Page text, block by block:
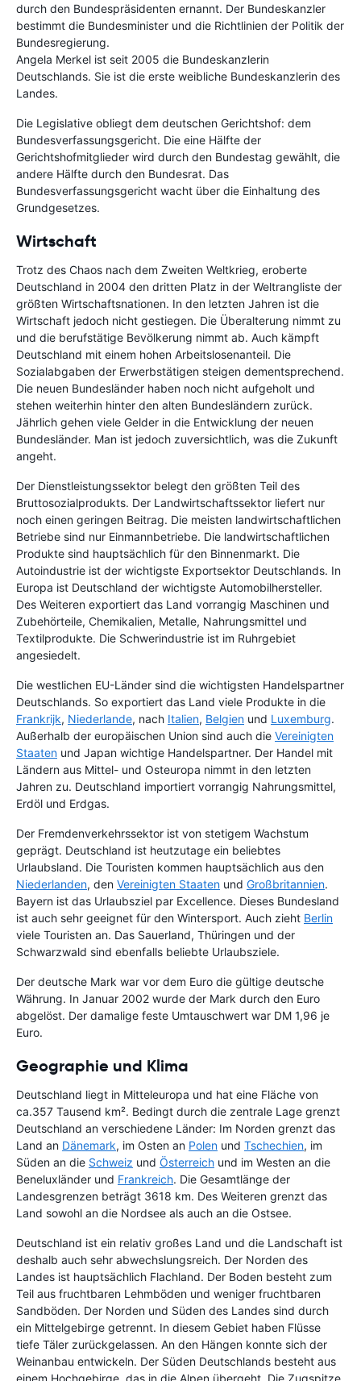
durch den Bundespräsidenten ernannt. Der Bundeskanzler
bestimmt die Bundesminister und die Richtlinien der Politik der
Bundesregierung.
Angela Merkel ist seit 2005 die Bundeskanzlerin
Deutschlands. Sie ist die erste weibliche Bundeskanzlerin des
Landes.
Die Legislative obliegt dem deutschen Gerichtshof: dem
Bundesverfassungsgericht. Die eine Hälfte der
Gerichtshofmitglieder wird durch den Bundestag gewählt, die
andere Hälfte durch den Bundesrat. Das
Bundesverfassungsgericht wacht über die Einhaltung des
Grundgesetzes.
Wirtschaft
Trotz des Chaos nach dem Zweiten Weltkrieg, eroberte
Deutschland in 2004 den dritten Platz in der Weltrangliste der
größten Wirtschaftsnationen. In den letzten Jahren ist die
Wirtschaft jedoch nicht gestiegen. Die Überalterung nimmt zu
und die berufstätige Bevölkerung nimmt ab. Auch kämpft
Deutschland mit einem hohen Arbeitslosenanteil. Die
Sozialabgaben der Erwerbstätigen steigen dementsprechend.
Die neuen Bundesländer haben noch nicht aufgeholt und
stehen weiterhin hinter den alten Bundesländern zurück.
Jährlich gehen viele Gelder in die Entwicklung der neuen
Bundesländer. Man ist jedoch zuversichtlich, was die Zukunft
angeht.
Der Dienstleistungssektor belegt den größten Teil des
Bruttosozialprodukts. Der Landwirtschaftssektor liefert nur
noch einen geringen Beitrag. Die meisten landwirtschaftlichen
Betriebe sind nur Einmannbetriebe. Die landwirtschaftlichen
Produkte sind hauptsächlich für den Binnenmarkt. Die
Autoindustrie ist der wichtigste Exportsektor Deutschlands. In
Europa ist Deutschland der wichtigste Automobilhersteller.
Des Weiteren exportiert das Land vorrangig Maschinen und
Zubehörteile, Chemikalien, Metalle, Nahrungsmittel und
Textilprodukte. Die Schwerindustrie ist im Ruhrgebiet
angesiedelt.
Die westlichen EU-Länder sind die wichtigsten Handelspartner
Deutschlands. So exportiert das Land viele Produkte in die
Frankrijk, Niederlande, nach Italien, Belgien und Luxemburg.
Außerhalb der europäischen Union sind auch die Vereinigten
Staaten und Japan wichtige Handelspartner. Der Handel mit
Ländern aus Mittel- und Osteuropa nimmt in den letzten
Jahren zu. Deutschland importiert vorrangig Nahrungsmittel,
Erdöl und Erdgas.
Der Fremdenverkehrssektor ist von stetigem Wachstum
geprägt. Deutschland ist heutzutage ein beliebtes
Urlaubsland. Die Touristen kommen hauptsächlich aus den
Niederlanden, den Vereinigten Staaten und Großbritannien.
Bayern ist das Urlaubsziel par Excellence. Dieses Bundesland
ist auch sehr geeignet für den Wintersport. Auch zieht Berlin
viele Touristen an. Das Sauerland, Thüringen und der
Schwarzwald sind ebenfalls beliebte Urlaubsziele.
Der deutsche Mark war vor dem Euro die gültige deutsche
Währung. In Januar 2002 wurde der Mark durch den Euro
abgelöst. Der damalige feste Umtauschwert war DM 1,96 je
Euro.
Geographie und Klima
Deutschland liegt in Mitteleuropa und hat eine Fläche von
ca.357 Tausend km². Bedingt durch die zentrale Lage grenzt
Deutschland an verschiedene Länder: Im Norden grenzt das
Land an Dänemark, im Osten an Polen und Tschechien, im
Süden an die Schweiz und Österreich und im Westen an die
Beneluxländer und Frankreich. Die Gesamtlänge der
Landesgrenzen beträgt 3618 km. Des Weiteren grenzt das
Land sowohl an die Nordsee als auch an die Ostsee.
Deutschland ist ein relativ großes Land und die Landschaft ist
deshalb auch sehr abwechslungsreich. Der Norden des
Landes ist hauptsächlich Flachland. Der Boden besteht zum
Teil aus fruchtbaren Lehmböden und weniger fruchtbaren
Sandböden. Der Norden und Süden des Landes sind durch
ein Mittelgebirge getrennt. In diesem Gebiet haben Flüsse
tiefe Täler zurückgelassen. An den Hängen konnte sich der
Weinanbau entwickeln. Der Süden Deutschlands besteht aus